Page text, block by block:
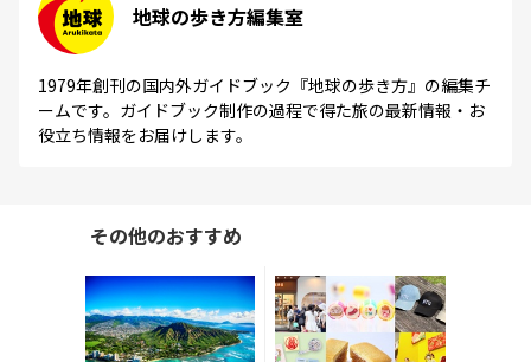
地球の歩き方編集室
1979年創刊の国内外ガイドブック『地球の歩き方』の編集チ
ームです。ガイドブック制作の過程で得た旅の最新情報・お
役立ち情報をお届けします。
その他のおすすめ